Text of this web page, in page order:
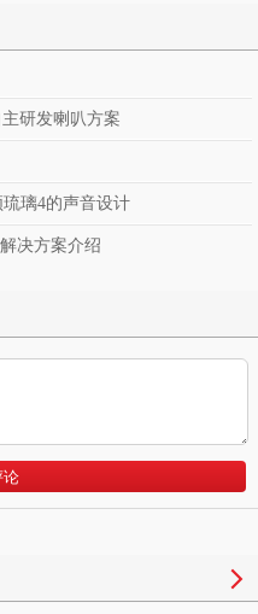
研发喇叭方案
璃4的声音设计
决方案介绍